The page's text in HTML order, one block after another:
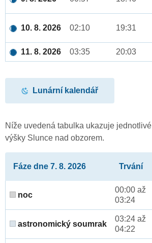
10. 8. 2026 02:10 19:31
11. 8. 2026 03:35 20:03
Lunární kalendář
Níže uvedená tabulka ukazuje jednotlivé
výšky Slunce nad obzorem.
Fáze dne 7. 8. 2026 Trvání
noc
00:00 až
03:24
astronomický soumrak
03:24 až
04:22